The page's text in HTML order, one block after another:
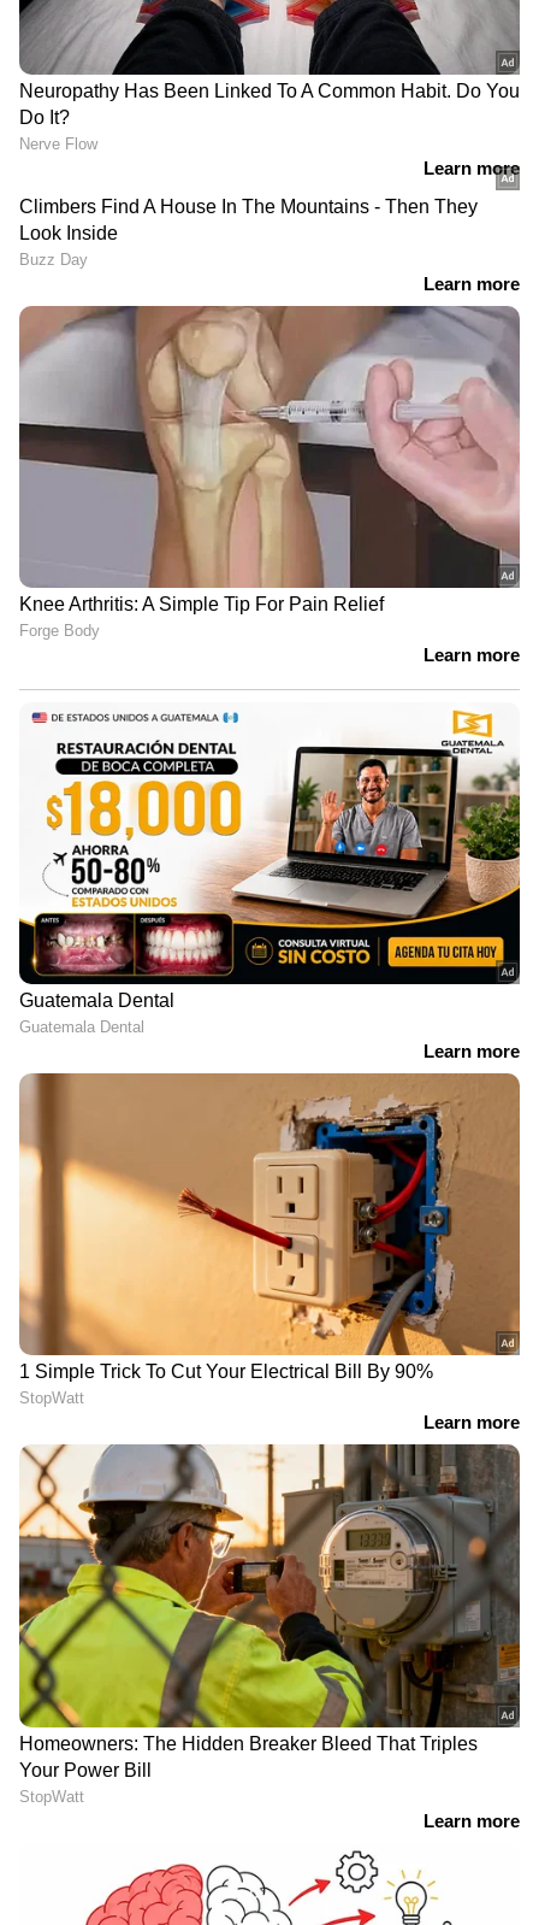
'71ാം വയസ്സിലും കത്തികൊണ്ടിരിക്കുന്ന
അഭിനയത്തിന്റെ ചൂട് പറ്റാൻ നിരന്തരമായി
ശ്രമിച്ചുകൊണ്ടേയിരിക്കും'
ഏഷ്യാനെറ്റ് ന്യൂസ് ലൈവ് യൂട്യൂബിൽ
LATEST VIDEOS
കുന്നിറങ്ങാൻ കിലോമീറ്ററോളം
നടക്കണം; ജോസ്​ഗിരി
ദുരിതാശ്വാസ ക്യാമ്പുകൾ
നിറഞ്ഞതോടെ വെളളം കയറിയ
വീടുകളിൽ തന്നെ കഴിയുകയാണ്
മേൽപ്പാടത്തെ കുടുംബങ്ങൾ